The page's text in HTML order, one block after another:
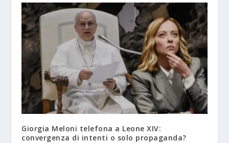
Giorgia Meloni telefona a Leone XIV:
convergenza di intenti o solo propaganda?